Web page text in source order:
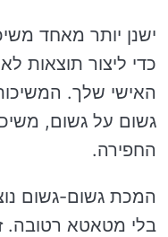
ישנן יותר מאחד
כדי ליצור תוצאות
האישי שלך.
גשום על גשום,
החפירה.
המכת גשום-גשום
בלי מטאטא רטובה.